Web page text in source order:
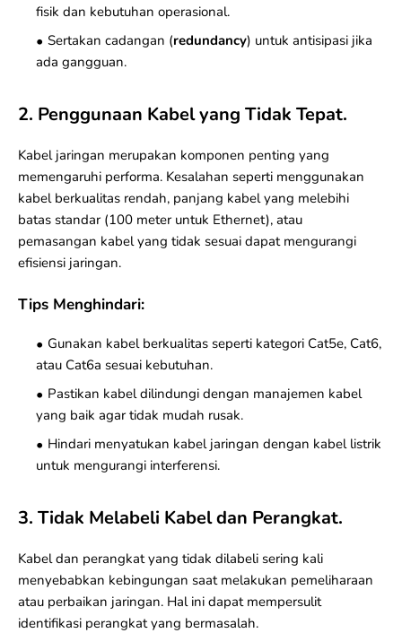
fisik dan kebutuhan operasional.
Sertakan cadangan (redundancy) untuk antisipasi jika
ada gangguan.
2. Penggunaan Kabel yang Tidak Tepat.
Kabel jaringan merupakan komponen penting yang
memengaruhi performa. Kesalahan seperti menggunakan
kabel berkualitas rendah, panjang kabel yang melebihi
batas standar (100 meter untuk Ethernet), atau
pemasangan kabel yang tidak sesuai dapat mengurangi
efisiensi jaringan.
Tips Menghindari:
Gunakan kabel berkualitas seperti kategori Cat5e, Cat6,
atau Cat6a sesuai kebutuhan.
Pastikan kabel dilindungi dengan manajemen kabel
yang baik agar tidak mudah rusak.
Hindari menyatukan kabel jaringan dengan kabel listrik
untuk mengurangi interferensi.
3. Tidak Melabeli Kabel dan Perangkat.
Kabel dan perangkat yang tidak dilabeli sering kali
menyebabkan kebingungan saat melakukan pemeliharaan
atau perbaikan jaringan. Hal ini dapat mempersulit
identifikasi perangkat yang bermasalah.